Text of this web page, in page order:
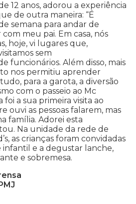
12 anos, adorou a experiência
de outra maneira: “É
semana para andar de
meu pai. Em casa, nós
hoje, vi lugares que,
sem
funcionários. Além disso, mais
nos permitiu aprender
para a garota, a diversão
com o passeio ao Mc
foi a sua primeira visita ao
ouvi as pessoas falarem, mas
família. Adorei esta
Na unidade da rede de
as crianças foram convidadas
e a degustar lanche,
e sobremesa.